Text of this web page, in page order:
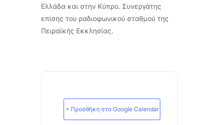
Ελλάδα και στην Κύπρο. Συνεργάτης
επίσης του ραδιοφωνικού σταθμού της
Πειραϊκής Εκκλησίας.
+ Προσθήκη στο Google Calendar